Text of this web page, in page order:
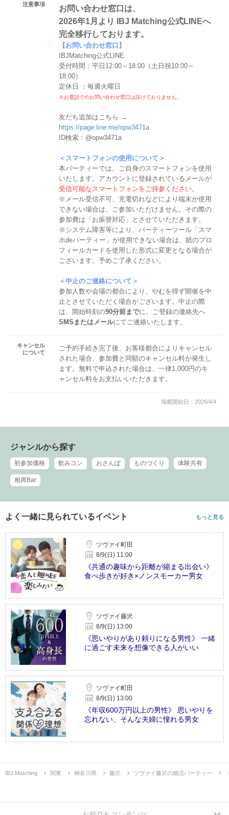
注意事項
お問い合わせ窓口は、
2026年1月より IBJ Matching公式LINEへ
完全移行しております。
【お問い合わせ窓口】
IBJMatching公式LINE
受付時間：平日12:00～18:00（土日祝10:00～
18:00）
定休日 ：毎週火曜日
※お電話でのお問い合わせ窓口は設けておりません。
友だち追加はこちら →
https://page.line.me/opw3471a
ID検索：@opw3471a
＜スマートフォンの使用について＞
本パーティーでは、ご自身のスマートフォンを使用
いたします。アカウントに登録されているメールが
受信可能なスマートフォンをご持参ください。
※メール受信不可、充電切れなどにより端末が使用
できない場合は、ご参加いただけません。その際の
参加費は「お振替対応」とさせていただきます。
※システム障害等により、パーティーツール「スマ
ホdeパーティー」が使用できない場合は、紙のプロ
フィールカードを使用した形式に変更となる場合が
ございます。予めご了承ください。
＜中止のご連絡について＞
参加人数や会場の都合により、やむを得ず開催を中
止とさせていただく場合がございます。中止の際
は、開始時刻の90分前までに、ご登録の連絡先へ
SMSまたはメールにてご連絡いたします。
キャンセル
について
ご予約手続き完了後、お客様都合によりキャンセル
された場合、参加費と同額のキャンセル料が発生し
ます。無料で申込された場合は、一律1,000円のキ
ャンセル料をお支払いいただきます。
掲載開始日：2026/4/4
ジャンルから探す
初参加価格 飲みコン おさんぽ ものづくり 体験共有
相席Bar
よく一緒に見られているイベント もっと見る
ツヴァイ町田
8/9(日) 11:00
《共通の趣味から距離が縮まる出会い》
食べ歩きが好き×ノンスモーカー男女
ツヴァイ藤沢
8/9(日) 13:00
《思いやりがあり頼りになる男性》 一緒
に過ごす未来を想像できる人がいい
ツヴァイ町田
8/9(日) 13:00
《年収600万円以上の男性》 思いやりを
忘れない、そんな夫婦に憧れる男女
IBJ Matching 関東 神奈川県 藤沢 ツヴァイ藤沢の婚活パーティー